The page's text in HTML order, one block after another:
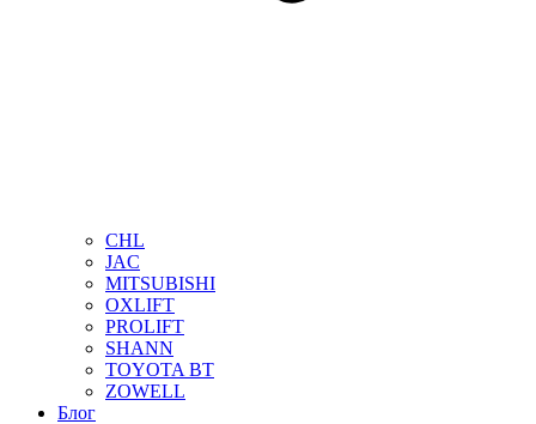
CHL
JAC
MITSUBISHI
OXLIFT
PROLIFT
SHANN
TOYOTA BT
ZOWELL
Блог